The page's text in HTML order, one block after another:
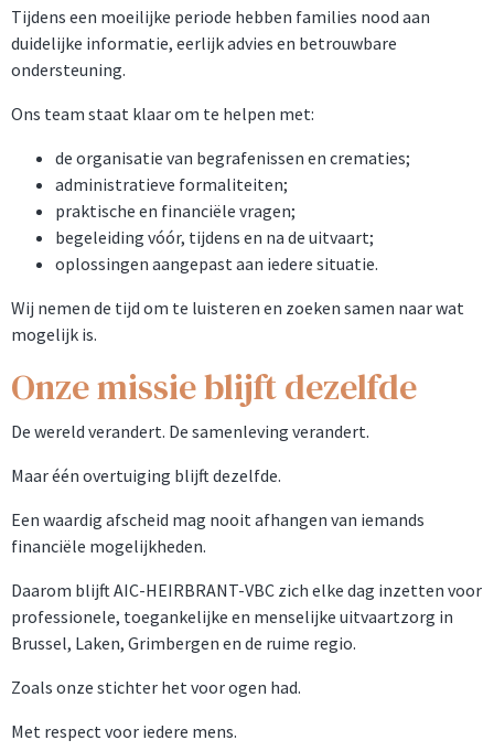
Tijdens een moeilijke periode hebben families nood aan
duidelijke informatie, eerlijk advies en betrouwbare
ondersteuning.
Ons team staat klaar om te helpen met:
de organisatie van begrafenissen en crematies;
administratieve formaliteiten;
praktische en financiële vragen;
begeleiding vóór, tijdens en na de uitvaart;
oplossingen aangepast aan iedere situatie.
Wij nemen de tijd om te luisteren en zoeken samen naar wat
mogelijk is.
Onze missie blijft dezelfde
De wereld verandert. De samenleving verandert.
Maar één overtuiging blijft dezelfde.
Een waardig afscheid mag nooit afhangen van iemands
financiële mogelijkheden.
Daarom blijft AIC-HEIRBRANT-VBC zich elke dag inzetten voor
professionele, toegankelijke en menselijke uitvaartzorg in
Brussel, Laken, Grimbergen en de ruime regio.
Zoals onze stichter het voor ogen had.
Met respect voor iedere mens.